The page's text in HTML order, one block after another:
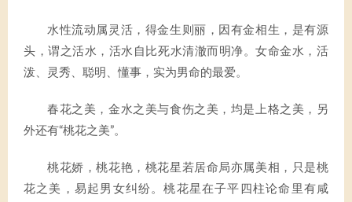
水性流动属灵活，得金生则丽，因有金相生，是有源
头，谓之活水，活水自比死水清澈而明净。女命金水，活
泼、灵秀、聪明、懂事，实为男命的最爱。
春花之美，金水之美与食伤之美，均是上格之美，另
外还有“桃花之美”。
桃花娇，桃花艳，桃花星若居命局亦属美相，只是桃
花之美，易起男女纠纷。桃花星在子平四柱论命里有咸